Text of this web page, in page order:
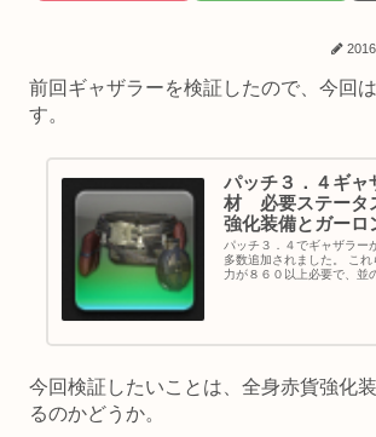
前回ギャザラーを検証したので、今回
す。
パッチ３．４ギャ
材 必要ステータ
強化装備とガーロ
パッチ３．４でギャザラー
多数追加されました。 こ
力が８６０以上必要で、並
今回検証したいことは、全身赤貨強化
るのかどうか。